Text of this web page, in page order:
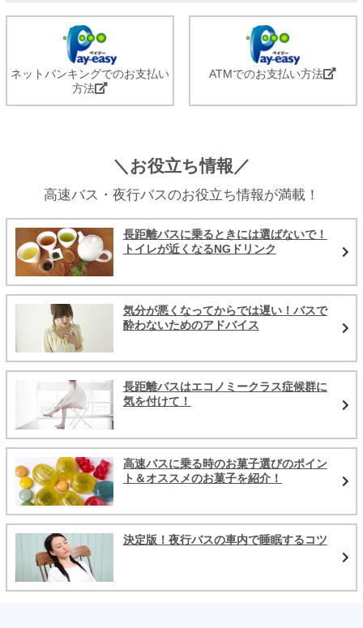
ネットバンキングでのお支払い
方法
ATMでのお支払い方法
＼お役立ち情報／
高速バス・夜行バスのお役立ち情報が満載！
長距離バスに乗るときには選ばないで！
トイレが近くなるNGドリンク
気分が悪くなってからでは遅い！バスで
酔わないためのアドバイス
長距離バスはエコノミークラス症候群に
気を付けて！
高速バスに乗る時のお菓子選びのポイン
ト＆オススメのお菓子を紹介！
決定版！夜行バスの車内で睡眠するコツ